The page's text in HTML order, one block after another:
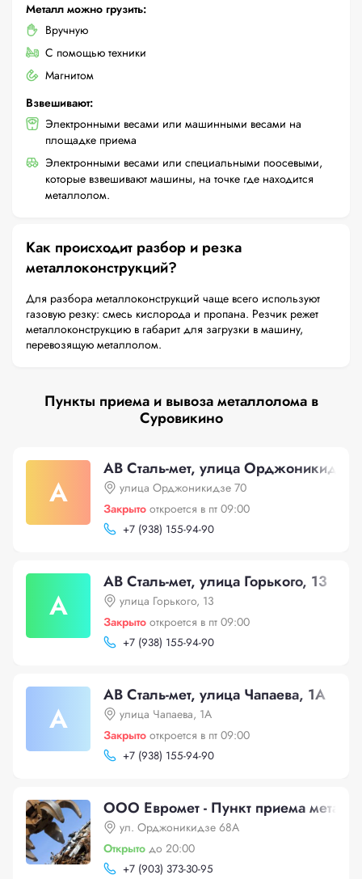
Металл можно грузить:
Вручную
С помощью техники
Магнитом
Взвешивают:
Электронными весами или машинными весами на
площадке приема
Электронными весами или специальными поосевыми,
которые взвешивают машины, на точке где находится
металлолом.
Как происходит разбор и резка
металлоконструкций?
Для разбора металлоконструкций чаще всего используют
газовую резку: смесь кислорода и пропана. Резчик режет
металлоконструкцию в габарит для загрузки в машину,
перевозящую металлолом.
Пункты приема и вывоза металлолома в
Суровикино
А
АВ Сталь-мет, улица Орджоникидзе
улица Орджоникидзе 70
Закрыто откроется в пт 09:00
+7 (938) 155-94-90
А
АВ Сталь-мет, улица Горького, 13
улица Горького, 13
Закрыто откроется в пт 09:00
+7 (938) 155-94-90
А
АВ Сталь-мет, улица Чапаева, 1А
улица Чапаева, 1А
Закрыто откроется в пт 09:00
+7 (938) 155-94-90
ООО Евромет - Пункт приема
ул. Орджоникидзе 68А
Открыто до 20:00
+7 (903) 373-30-95